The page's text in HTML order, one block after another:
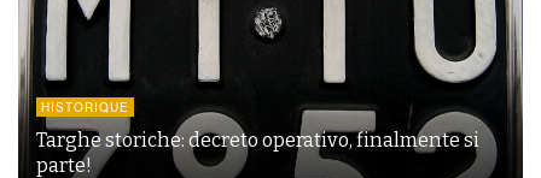
HISTORIQUE
Targhe storiche: decreto operativo, finalmente si
parte!